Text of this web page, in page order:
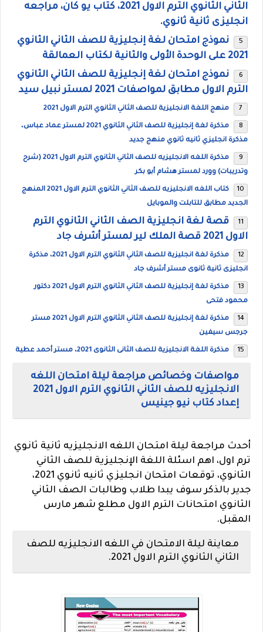
الثاني الثانوي الترم الاول 2021، كتاب يو كان، مراجعه
انجليزى ثانية ثانوي.
نموذج امتحان لغة إنجليزية للصف الثاني الثانوي
2021 على الوحدة الأولى والثانية لكتاب العمالقة
نموذج امتحان لغة إنجليزية للصف الثاني الثانوي
الترم الاول مطابق لمواصفات 2021 لمستر نبيل سيد
منهج اللغة الانجليزية للصف الثاني الثانوي الترم الاول 2021
مذكرة لغة إنجليزية للصف الثاني الثانوي 2021 لمستر عماد عباس،
مذكرة انجليزي ثانيه ثانوي منهج جديد
مذكرة اللغه الانجليزيه للصف الثاني الثانوي الترم الاول 2021 (شرح
وتدريبات) وورد لمستر هشام أبو بكر
كتاب اللغه الانجليزيه للصف الثاني الثانوي الترم الاول 2021 المنهج
الجديد مطابق للتابلت والموبايل
قصة لغة انجليزية الصف الثاني الثانوي الترم
الاول 2021 قصة الملك لير لمستر أشرف جاد
مذكرة لغة انجليزية للصف الثاني الثانوي الترم الاول 2021، مذكرة
انجليزى ثانية ثانوى مستر أشرف جاد
مذكرة لغة إنجليزية للصف الثاني الثانوي الترم الاول 2021 دكتور
محمود فتحى
مذكرة لغة إنجليزية للصف الثاني الثانوي الترم الاول 2021 مستر
جرجس سيفين
مذكرة اللغة الانجليزية للصف الثانى الثانوى 2021، مستر أحمد عطية
مواصفات وخصائص مراجعة ليلة امتحان اللغه
الانجليزيه للصف الثاني الثانوي الترم الاول 2021
إعداد كتاب نيو جينيس
أحدث مراجعة ليلة امتحان اللغه الانجليزيه ثانية ثانوي
ترم اول، اهم اسئلة اللغة الإنجليزية للصف الثاني
الثانوي، توقعات امتحان انجليزي ثانيه ثانوي 2021،
جدير بالذكر سوف يبدا طلاب وطالبات الصف الثاني
الثانوي امتحانات الترم الاول مطلع شهر مارس
المقبل.
معاينة ليلة الامتحان في اللغه الانجليزيه للصف
الثاني الثانوي الترم الاول 2021.